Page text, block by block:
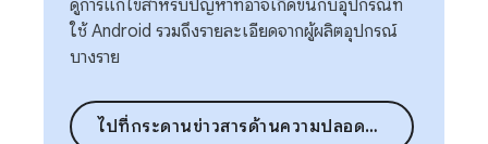
ดูการแก้ไขสำหรับปัญหาที่อาจเกิดขึ้นกับอุปกรณ์ที่
ใช้ Android รวมถึงรายละเอียดจากผู้ผลิตอุปกรณ์
บางราย
ไปที่กระดานข่าวสารด้านความปลอดภัย